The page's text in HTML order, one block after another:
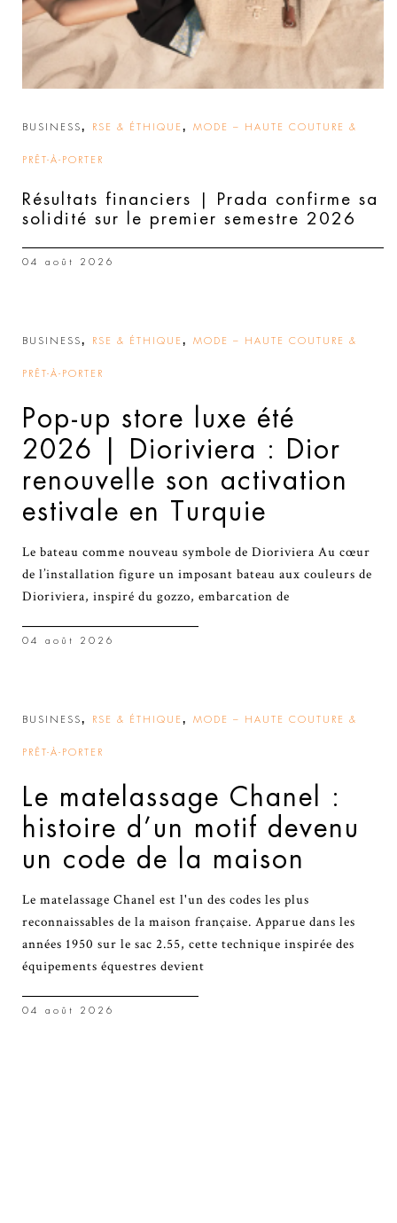
BUSINESS, RSE & ÉTHIQUE , MODE – HAUTE COUTURE &
PRÊT-À-PORTER
Résultats financiers | Prada confirme sa
solidité sur le premier semestre 2026
04 août 2026
BUSINESS, RSE & ÉTHIQUE , MODE – HAUTE COUTURE &
PRÊT-À-PORTER
Pop-up store luxe été
2026 | Dioriviera : Dior
renouvelle son activation
estivale en Turquie
Le bateau comme nouveau symbole de Dioriviera Au cœur
de l’installation figure un imposant bateau aux couleurs de
Dioriviera, inspiré du gozzo, embarcation de
04 août 2026
BUSINESS, RSE & ÉTHIQUE , MODE – HAUTE COUTURE &
PRÊT-À-PORTER
Le matelassage Chanel :
histoire d’un motif devenu
un code de la maison
Le matelassage Chanel est l'un des codes les plus
reconnaissables de la maison française. Apparue dans les
années 1950 sur le sac 2.55, cette technique inspirée des
équipements équestres devient
04 août 2026